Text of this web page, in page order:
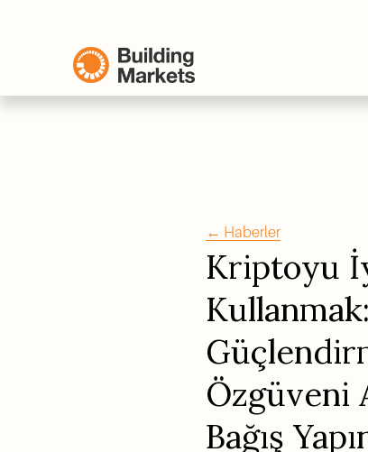
← Haberler
Kriptoyu
Özgüveni
Bağış